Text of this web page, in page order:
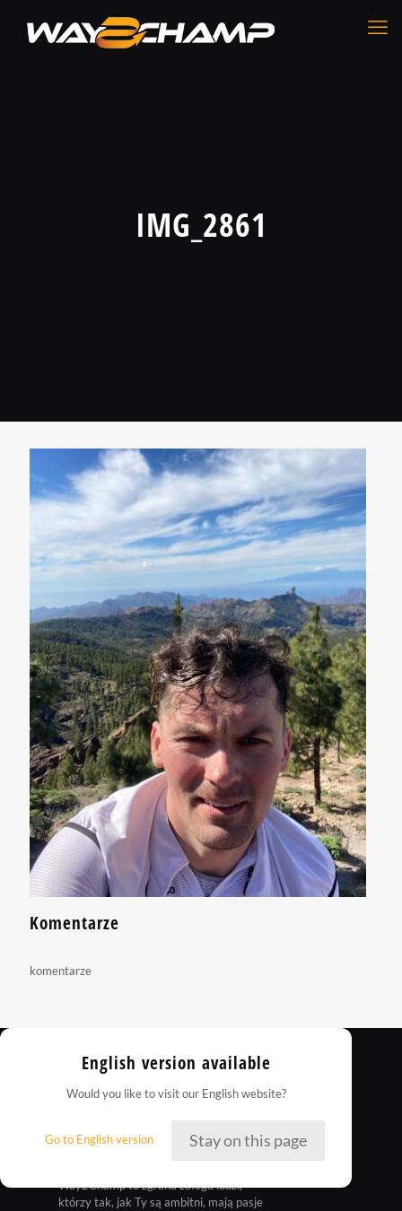
IMG_2861
Komentarze
komentarze
Way2Champ to zgrana załoga ludzi,
którzy tak, jak Ty są ambitni, mają pasje
English version available
Would you like to visit our English website?
Go to English version Stay on this page